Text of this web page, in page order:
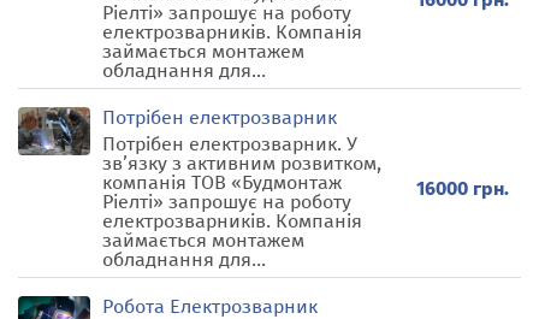
Ріелті» запрошує на роботу
електрозварників. Компанія
займається монтажем
обладнання для...
Потрібен електрозварник
Потрібен електрозварник. У
зв’язку з активним розвитком,
компанія ТОВ «Будмонтаж
Ріелті» запрошує на роботу
електрозварників. Компанія
займається монтажем
обладнання для...
16000 грн.
Робота Електрозварник